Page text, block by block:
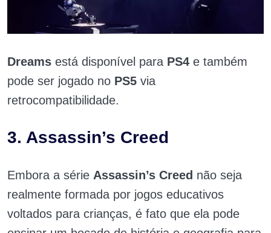
Dreams está disponível para PS4 e também
pode ser jogado no PS5 via
retrocompatibilidade.
3. Assassin’s Creed
Embora a série Assassin’s Creed não seja
realmente formada por jogos educativos
voltados para crianças, é fato que ela pode